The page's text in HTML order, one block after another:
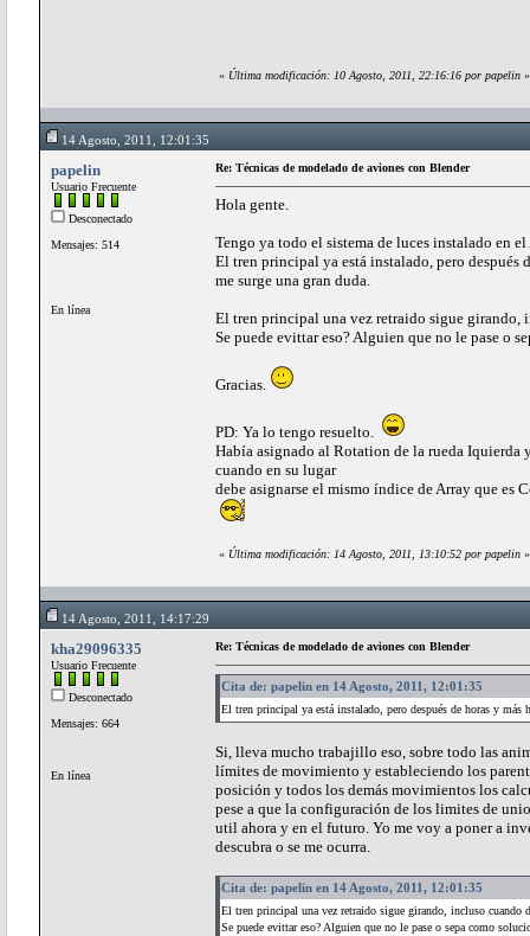
« Última modificación: 10 Agosto, 2011, 22:16:16 por papelin »
14 Agosto, 2011, 12:01:35
papelin
Usuario Frecuente
Desconectado
Mensajes: 514
En línea
Re: Técnicas de modelado de aviones con Blender
Hola gente.
Tengo ya todo el sistema de luces instalado en
El tren principal ya está instalado, pero después
me surge una gran duda.
El tren principal una vez retraido sigue girando,
Se puede evittar eso? Alguien que no le pase o
Gracias.
PD: Ya lo tengo resuelto.
Había asignado al Rotation de la rueda Iquierda
cuando en su lugar
debe asignarse el mismo índice de Array que es
« Última modificación: 14 Agosto, 2011, 13:10:52 por papelin »
14 Agosto, 2011, 14:17:29
kha29096335
Usuario Frecuente
Desconectado
Mensajes: 664
En línea
Re: Técnicas de modelado de aviones con Blender
Cita de: papelin en 14 Agosto, 2011, 12:01:35
El tren principal ya está instalado, pero después de horas y
Si, lleva mucho trabajillo eso, sobre todo las
límites de movimiento y estableciendo los
posición y todos los demás movimientos los
pese a que la configuración de los limites de
util ahora y en el futuro. Yo me voy a poner a
descubra o se me ocurra.
Cita de: papelin en 14 Agosto, 2011, 12:01:35
El tren principal una vez retraido sigue girando, incluso cuando
Se puede evittar eso? Alguien que no le pase o sepa como